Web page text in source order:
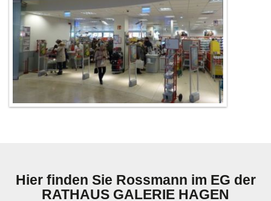
Hier finden Sie Rossmann im EG der
RATHAUS GALERIE HAGEN